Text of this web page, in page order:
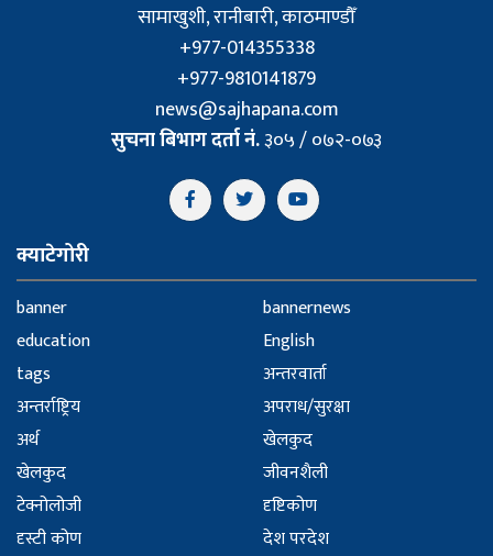
सामाखुशी, रानीबारी, काठमाण्डौँ
+977-014355338
+977-9810141879
news@sajhapana.com
सुचना बिभाग दर्ता नं.३०५ / ०७२-०७३
क्याटेगोरी
banner
bannernews
education
English
tags
अन्तरवार्ता
अन्तर्राष्ट्रिय
अपराध/सुरक्षा
अर्थ
खेलकुद
खेलकुद
जीवनशैली
टेक्नोलोजी
दृष्टिकोण
दृस्टी कोण
देश परदेश